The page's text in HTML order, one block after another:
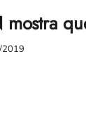
mostra
2019